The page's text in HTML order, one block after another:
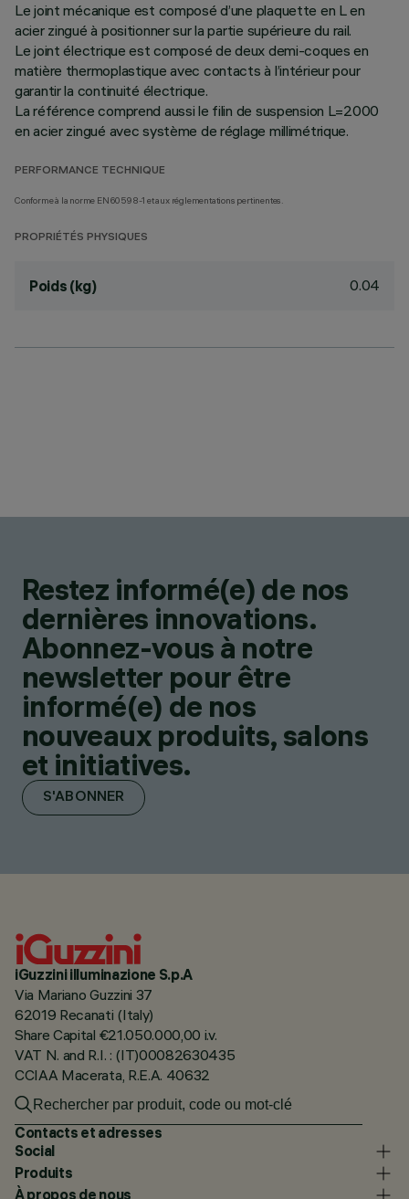
Le joint mécanique est composé d’une plaquette en L en
acier zingué à positionner sur la partie supérieure du rail.
Le joint électrique est composé de deux demi-coques en
matière thermoplastique avec contacts à l’intérieur pour
garantir la continuité électrique.
La référence comprend aussi le filin de suspension L=2000
en acier zingué avec système de réglage millimétrique.
PERFORMANCE TECHNIQUE
Conforme à la norme EN60598-1 et aux réglementations pertinentes.
PROPRIÉTÉS PHYSIQUES
Poids (kg) 0.04
Restez informé(e) de nos
dernières innovations.
Abonnez-vous à notre
newsletter pour être
informé(e) de nos
nouveaux produits, salons
et initiatives.
S'ABONNER
iGuzzini illuminazione S.p.A
Via Mariano Guzzini 37
62019 Recanati (Italy)
Share Capital €21.050.000,00 i.v.
VAT N. and R.I. : (IT)00082630435
CCIAA Macerata, R.E.A. 40632
Contacts et adresses
Social
Produits
À propos de nous